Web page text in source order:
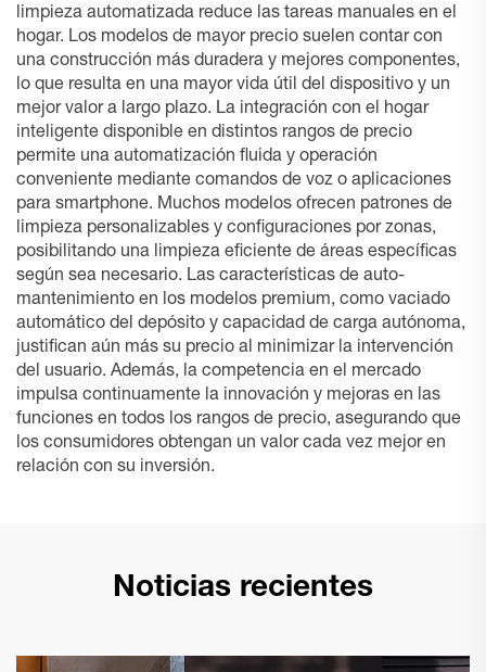
limpieza automatizada reduce las tareas manuales en el
hogar. Los modelos de mayor precio suelen contar con
una construcción más duradera y mejores componentes,
lo que resulta en una mayor vida útil del dispositivo y un
mejor valor a largo plazo. La integración con el hogar
inteligente disponible en distintos rangos de precio
permite una automatización fluida y operación
conveniente mediante comandos de voz o aplicaciones
para smartphone. Muchos modelos ofrecen patrones de
limpieza personalizables y configuraciones por zonas,
posibilitando una limpieza eficiente de áreas específicas
según sea necesario. Las características de auto-
mantenimiento en los modelos premium, como vaciado
automático del depósito y capacidad de carga autónoma,
justifican aún más su precio al minimizar la intervención
del usuario. Además, la competencia en el mercado
impulsa continuamente la innovación y mejoras en las
funciones en todos los rangos de precio, asegurando que
los consumidores obtengan un valor cada vez mejor en
relación con su inversión.
Noticias recientes